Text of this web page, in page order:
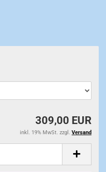
309,00 EUR
inkl. 19% MwSt. zzgl. Versand